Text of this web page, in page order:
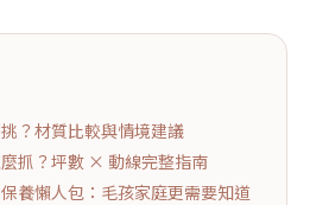
？材質比較與情境建議
抓？坪數 × 動線完整指南
養懶人包：毛孩家庭更需要知道